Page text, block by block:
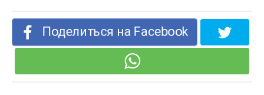
Поделиться на Facebook